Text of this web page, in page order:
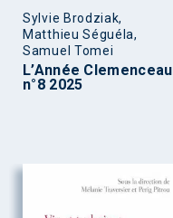
Sylvie Brodziak,
Matthieu Séguéla,
Samuel Tomei
L’Année Clemenceau
n°8 2025